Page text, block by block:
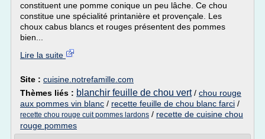
constituent une pomme conique un peu lâche. Ce chou
constitue une spécialité printanière et provençale. Les
choux cabus blancs et rouges présentent des pommes
bien...
Lire la suite
Site : cuisine.notrefamille.com
Thèmes liés : blanchir feuille de chou vert/ chou rouge
aux pommes vin blanc / recette feuille de chou blanc farci /
recette chou rouge cuit pommes lardons / recette de cuisine chou
rouge pommes